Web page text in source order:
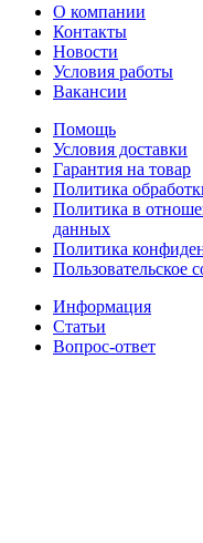
О компании
Контакты
Новости
Условия работы
Вакансии
Помощь
Условия доставки
Гарантия на товар
Политика
Политика в
данных
Политика
Пользовательское
Информация
Статьи
Вопрос-ответ